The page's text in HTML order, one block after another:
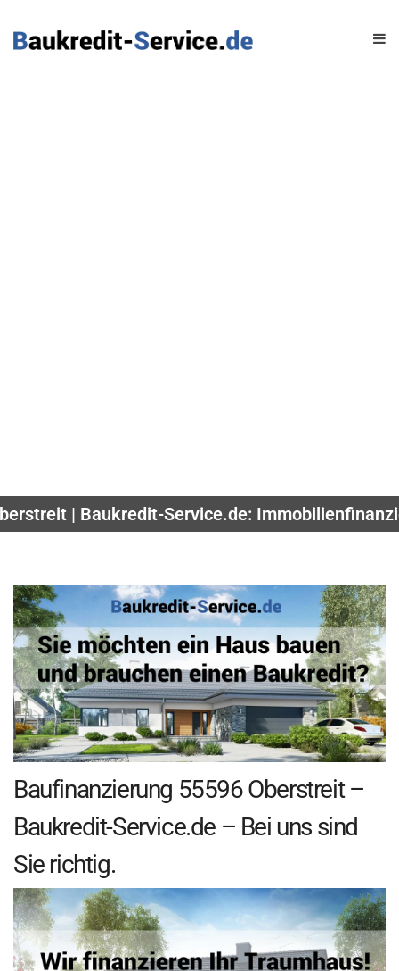
| Baukredit-Service.de:
Baufinanzierung 55596 Oberstreit –
Baukredit-Service.de – Bei uns sind
Sie richtig.